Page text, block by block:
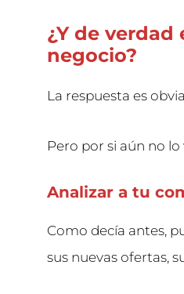
¿Y de
negocio?
La respuesta es
Pero por si aún no
Analizar a tu
Como decía antes,
sus nuevas ofertas,